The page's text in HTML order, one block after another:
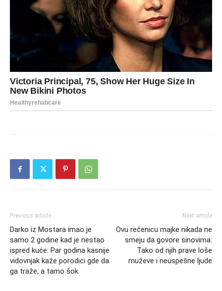
Previous article
Darko iz Mostara imao je
samo 2 godine kad je nestao
ispred kuće: Par godina kasnije
vidovnjak kaže porodici gde da
ga traže, a tamo šok
Next article
Ovu rečenicu majke nikada ne
smeju da govore sinovima:
Tako od njih prave loše
muževe i neuspešne ljude